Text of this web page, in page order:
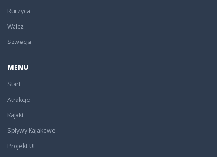
Rurzyca
Wałcz
Szwecja
MENU
Start
Atrakcje
Kajaki
Spływy Kajakowe
Projekt UE